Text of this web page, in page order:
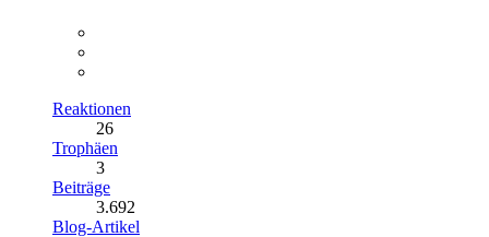
Reaktionen
26
Trophäen
3
Beiträge
3.692
Blog-Artikel